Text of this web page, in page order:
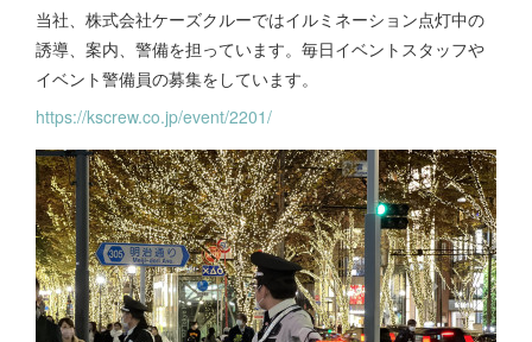
当社、株式会社ケーズクルーではイルミネーション点灯中の
誘導、案内、警備を担っています。毎日イベントスタッフや
イベント警備員の募集をしています。
https://kscrew.co.jp/event/2201/